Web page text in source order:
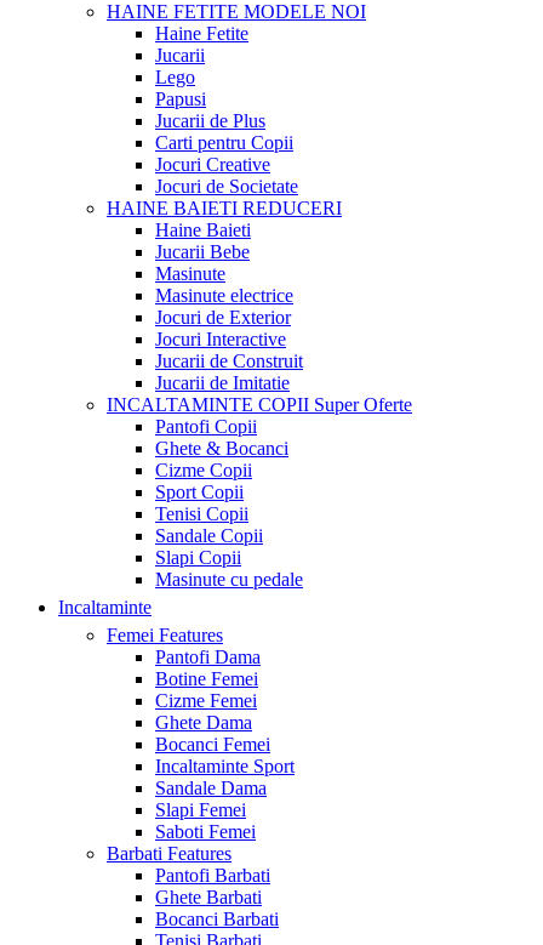
HAINE FETITE MODELE NOI
Haine Fetite
Jucarii
Lego
Papusi
Jucarii de Plus
Carti pentru Copii
Jocuri Creative
Jocuri de Societate
HAINE BAIETI REDUCERI
Haine Baieti
Jucarii Bebe
Masinute
Masinute electrice
Jocuri de Exterior
Jocuri Interactive
Jucarii de Construit
Jucarii de Imitatie
INCALTAMINTE COPII Super Oferte
Pantofi Copii
Ghete & Bocanci
Cizme Copii
Sport Copii
Tenisi Copii
Sandale Copii
Slapi Copii
Masinute cu pedale
Incaltaminte
Femei Features
Pantofi Dama
Botine Femei
Cizme Femei
Ghete Dama
Bocanci Femei
Incaltaminte Sport
Sandale Dama
Slapi Femei
Saboti Femei
Barbati Features
Pantofi Barbati
Ghete Barbati
Bocanci Barbati
Tenisi Barbati